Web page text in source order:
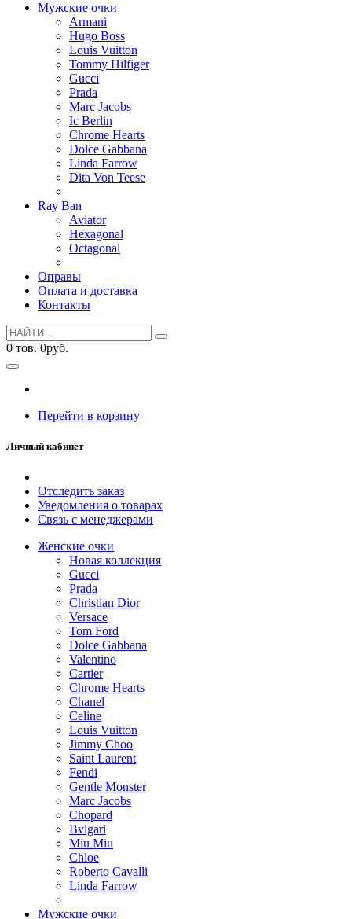
Мужские очки
Armani
Hugo Boss
Louis Vuitton
Tommy Hilfiger
Gucci
Prada
Marc Jacobs
Ic Berlin
Chrome Hearts
Dolce Gabbana
Linda Farrow
Dita Von Teese
Ray Ban
Aviator
Hexagonal
Octagonal
Оправы
Оплата и доставка
Контакты
0 тов. 0руб.
Перейти в корзину
Личный кабинет
Отследить заказ
Уведомления о товарах
Связь с менеджерами
Женские очки
Новая коллекция
Gucci
Prada
Christian Dior
Versace
Tom Ford
Dolce Gabbana
Valentino
Cartier
Chrome Hearts
Chanel
Celine
Louis Vuitton
Jimmy Choo
Saint Laurent
Fendi
Gentle Monster
Marc Jacobs
Chopard
Bvlgari
Miu Miu
Chloe
Roberto Cavalli
Linda Farrow
Мужские очки